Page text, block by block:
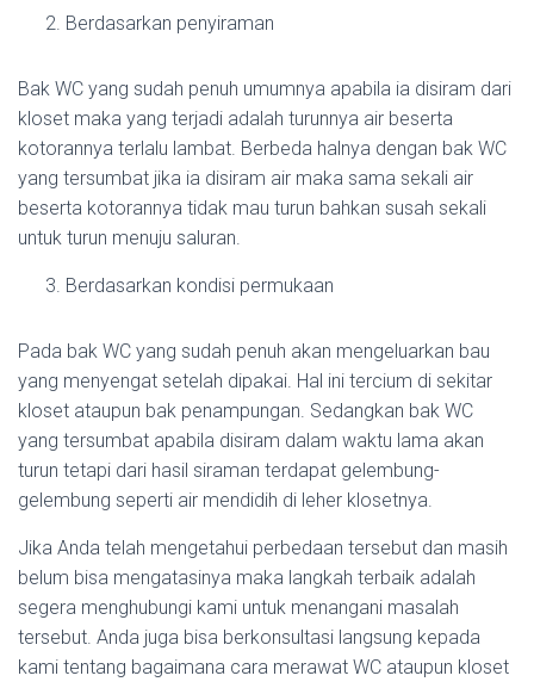
Berdasarkan penyiraman
Bak WC yang sudah penuh umumnya apabila ia disiram dari
kloset maka yang terjadi adalah turunnya air beserta
kotorannya terlalu lambat. Berbeda halnya dengan bak WC
yang tersumbat jika ia disiram air maka sama sekali air
beserta kotorannya tidak mau turun bahkan susah sekali
untuk turun menuju saluran.
Berdasarkan kondisi permukaan
Pada bak WC yang sudah penuh akan mengeluarkan bau
yang menyengat setelah dipakai. Hal ini tercium di sekitar
kloset ataupun bak penampungan. Sedangkan bak WC
yang tersumbat apabila disiram dalam waktu lama akan
turun tetapi dari hasil siraman terdapat gelembung-
gelembung seperti air mendidih di leher klosetnya.
Jika Anda telah mengetahui perbedaan tersebut dan masih
belum bisa mengatasinya maka langkah terbaik adalah
segera menghubungi kami untuk menangani masalah
tersebut. Anda juga bisa berkonsultasi langsung kepada
kami tentang bagaimana cara merawat WC ataupun kloset